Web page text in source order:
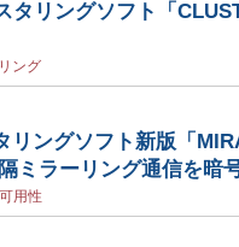
タリングソフト「
ング
リングソフト新版「
ミラーリング通信を暗
用性